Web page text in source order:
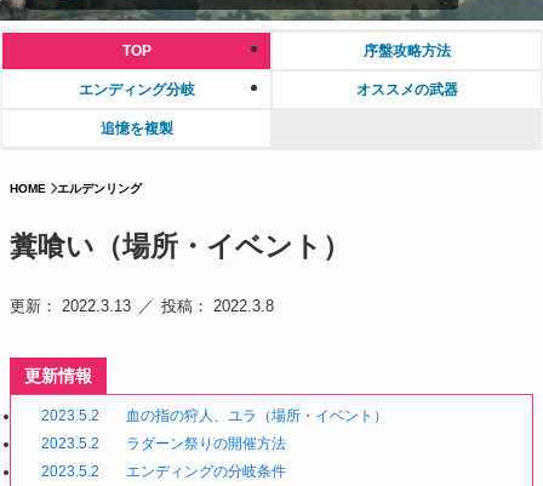
TOP 序盤攻略方法
エンディング分岐 オススメの武器
追憶を複製
HOME エルデンリング
糞喰い（場所・イベント）
更新： 2022.3.13 投稿： 2022.3.8
更新情報
2023.5.2
血の指の狩人、ユラ（場所・イベント）
2023.5.2
ラダーン祭りの開催方法
2023.5.2
エンディングの分岐条件